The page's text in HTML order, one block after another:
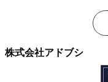
株式会社アドブシ